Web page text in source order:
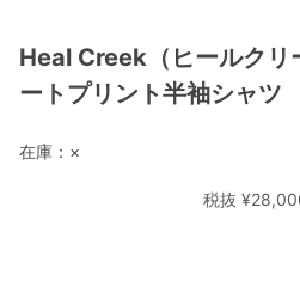
Heal Creek（ヒールクリ
ートプリント半袖シャツ
税抜
在庫： ×